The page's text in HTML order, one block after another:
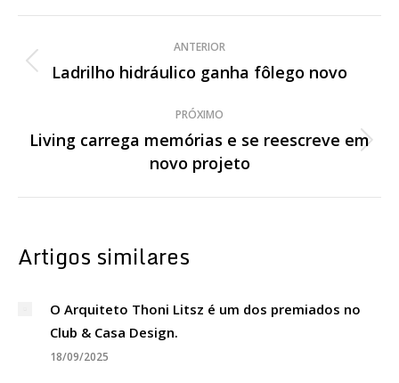
Navegação
de
ANTERIOR
Post
Ladrilho hidráulico ganha fôlego novo
PRÓXIMO
Próximo
post:
Living carrega memórias e se reescreve em
novo projeto
Artigos similares
O Arquiteto Thoni Litsz é um dos premiados no
Club & Casa Design.
18/09/2025